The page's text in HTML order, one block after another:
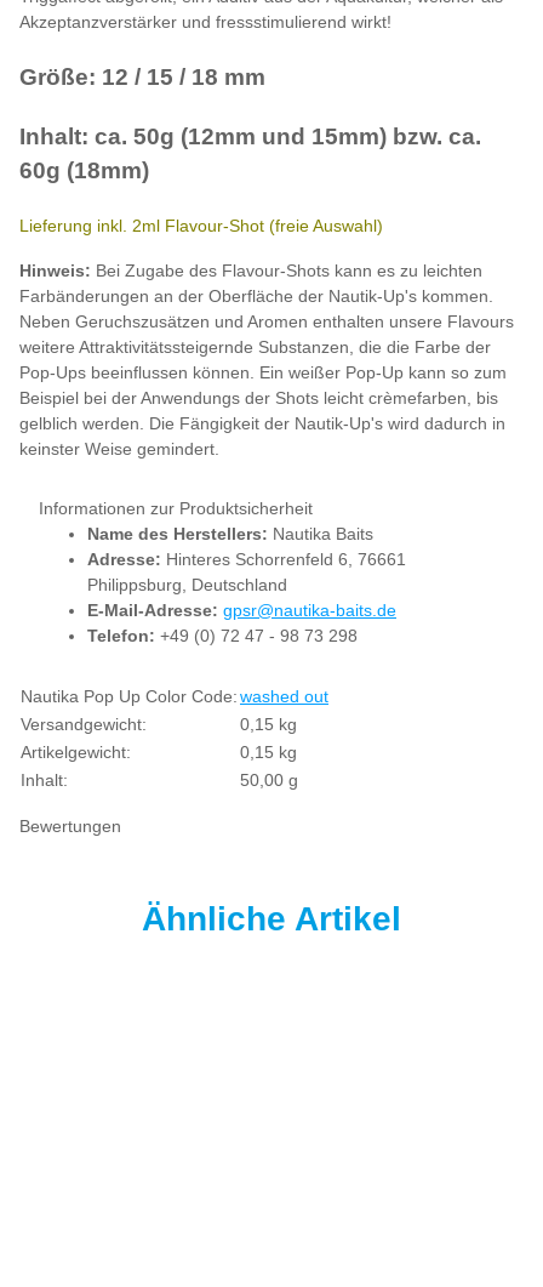
Akzeptanzverstärker und fressstimulierend wirkt!
Größe: 12 / 15 / 18 mm
Inhalt: ca. 50g (12mm und 15mm) bzw. ca.
60g (18mm)
Lieferung inkl. 2ml Flavour-Shot (freie Auswahl)
Hinweis: Bei Zugabe des Flavour-Shots kann es zu leichten
Farbänderungen an der Oberfläche der Nautik-Up's kommen.
Neben Geruchszusätzen und Aromen enthalten unsere Flavours
weitere Attraktivitätssteigernde Substanzen, die die Farbe der
Pop-Ups beeinflussen können. Ein weißer Pop-Up kann so zum
Beispiel bei der Anwendungs der Shots leicht crèmefarben, bis
gelblich werden. Die Fängigkeit der Nautik-Up's wird dadurch in
keinster Weise gemindert.
Informationen zur Produktsicherheit
Name des Herstellers: Nautika Baits
Adresse: Hinteres Schorrenfeld 6, 76661
Philippsburg, Deutschland
E-Mail-Adresse: gpsr@nautika-baits.de
Telefon: +49 (0) 72 47 - 98 73 298
Produkteigenschaft
Wert
Nautika Pop Up Color Code:washed out
Versandgewicht:
0,15 kg
Artikelgewicht:
0,15 kg
Inhalt:
50,00 g
Bewertungen
Ähnliche Artikel